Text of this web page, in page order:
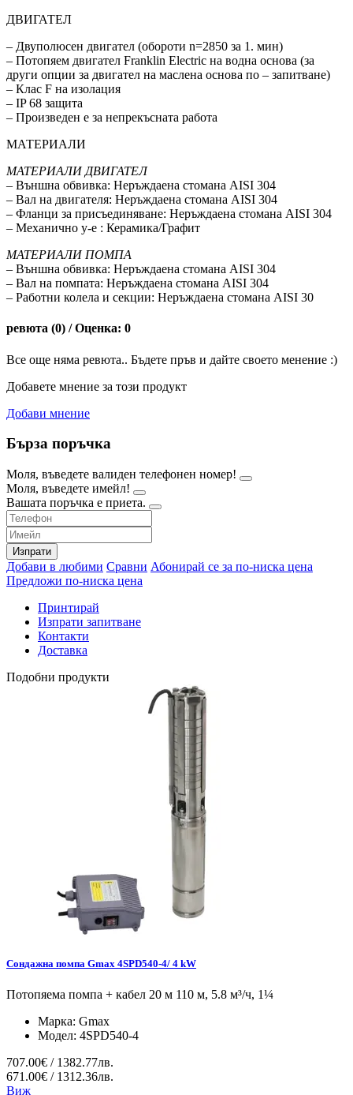
ДВИГАТЕЛ
– Двуполюсен двигател (обороти n=2850 за 1. мин)
– Потопяем двигател Franklin Electric на водна основа (за
други опции за двигател на маслена основа по – запитване)
– Клас F на изолация
– IP 68 защитa
– Произведен е за непрекъсната работа
МАТЕРИАЛИ
МАТЕРИАЛИ ДВИГАТЕЛ
– Външна обвивка: Неръждаена стомана AISI 304
– Вал на двигателя: Неръждаена стомана AISI 304
– Фланци за присъединяване: Неръждаена стомана AISI 304
– Механично у-е : Керамика/Графит
МАТЕРИАЛИ ПОМПА
– Външна обвивка: Неръждаена стомана AISI 304
– Вал на помпата: Неръждаена стомана AISI 304
– Работни колела и секции: Неръждаена стомана AISI 30
ревюта (0) / Оценка: 0
Все още няма ревюта.. Бъдете пръв и дайте своето менение :)
Добавете мнение за този продукт
Добави мнение
Бърза поръчка
Моля, въведете валиден телефонен номер!
Моля, въведете имейл!
Вашата поръчка е приета.
Изпрати
Добави в любими Сравни Абонирай се за по-ниска цена
Предложи по-ниска цена
Принтирай
Изпрати запитване
Контакти
Доставка
Подобни продукти
Сондажна помпа Gmax 4SPD540-4/ 4 kW
Потопяема помпа + кабел 20 м 110 м, 5.8 м³/ч, 1¼
Марка: Gmax
Модел: 4SPD540-4
707.00€ / 1382.77лв.
671.00€ / 1312.36лв.
Виж